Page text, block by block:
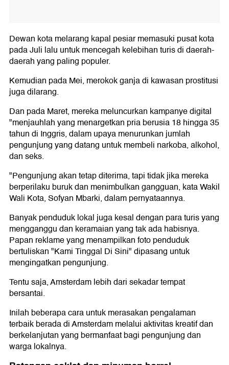
Dewan kota melarang kapal pesiar memasuki pusat kota
pada Juli lalu untuk mencegah kelebihan turis di daerah-
daerah yang paling populer.
Kemudian pada Mei, merokok ganja di kawasan prostitusi
juga dilarang.
Dan pada Maret, mereka meluncurkan kampanye digital
"menjauhlah yang menargetkan pria berusia 18 hingga 35
tahun di Inggris, dalam upaya menurunkan jumlah
pengunjung yang datang untuk membeli narkoba, alkohol,
dan seks.
"Pengunjung akan tetap diterima, tapi tidak jika mereka
berperilaku buruk dan menimbulkan gangguan, kata Wakil
Wali Kota, Sofyan Mbarki, dalam pernyataannya.
Banyak penduduk lokal juga kesal dengan para turis yang
mengganggu dan keramaian yang tak ada habisnya.
Papan reklame yang menampilkan foto penduduk
bertuliskan "Kami Tinggal Di Sini" dipasang untuk
mengingatkan pengunjung.
Tentu saja, Amsterdam lebih dari sekadar tempat
bersantai.
Inilah beberapa cara untuk merasakan pengalaman
terbaik berada di Amsterdam melalui aktivitas kreatif dan
berkelanjutan yang bermanfaat bagi pengunjung dan
warga lokalnya.